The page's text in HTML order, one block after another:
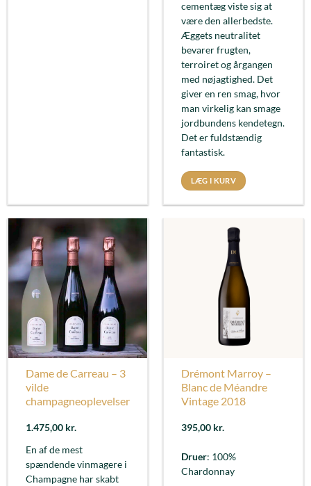
cementæg viste sig at
være den allerbedste.
Æggets neutralitet
bevarer frugten,
terroiret og årgangen
med nøjagtighed. Det
giver en ren smag, hvor
man virkelig kan smage
jordbundens kendetegn.
Det er fuldstændig
fantastisk.
LÆG I KURV
Dame de Carreau – 3
vilde
champagneoplevelser
1.475,00 kr.
En af de mest
spændende vinmagere i
Champagne har skabt
Drémont Marroy –
Blanc de Méandre
Vintage 2018
395,00 kr.
Druer: 100%
Chardonnay